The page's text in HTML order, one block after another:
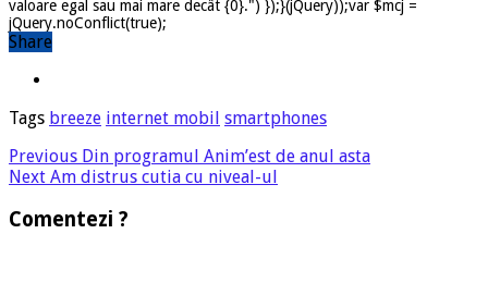
valoare egal sau mai mare decât {0}.") });}(jQuery));var $mcj =
jQuery.noConflict(true);
Share
Tags breeze internet mobil smartphones
Previous Din programul Anim’est de anul asta
Next Am distrus cutia cu niveal-ul
Comentezi ?